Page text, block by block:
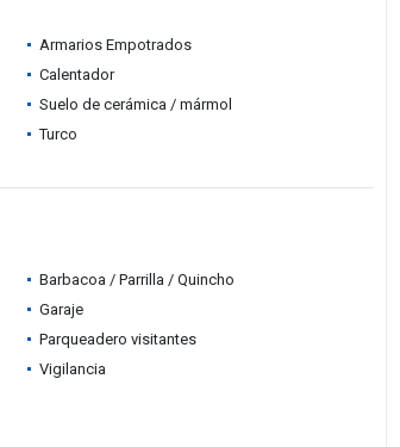
Armarios Empotrados
Calentador
Suelo de cerámica / mármol
Turco
Barbacoa / Parrilla / Quincho
Garaje
Parqueadero visitantes
Vigilancia